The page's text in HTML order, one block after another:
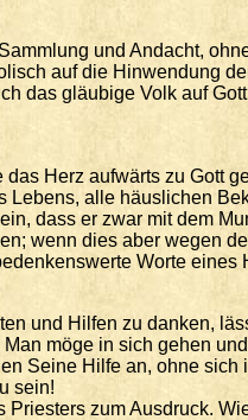
und Andacht,
auf die Hinwendung
das gläubige Volk auf
Herz aufwärts zu Gott
alle häuslichen
dass er zwar mit dem
wenn dies aber wegen
Worte eines
und Hilfen zu danken,
möge in sich gehen
Seine Hilfe an, ohne sich
sein!
zum Ausdruck.